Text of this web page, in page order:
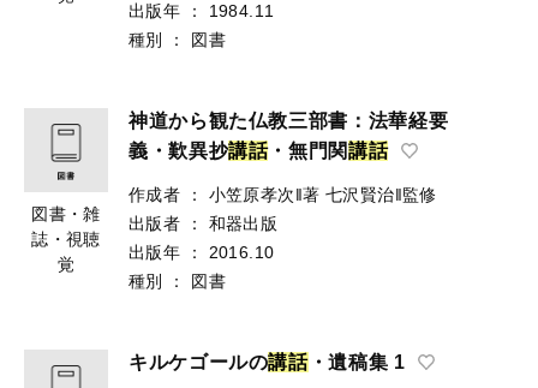
出版年
：
1984.11
種別
： 図書
図書・雑
誌・視聴
覚
神道から観た仏教三部書：法華経要
義・歎異抄講話・無門関講話
作成者 ： 小笠原孝次‖著 七沢賢治‖監修
出版者
：
和器出版
出版年
：
2016.10
種別
： 図書
キルケゴールの講話・遺稿集 1